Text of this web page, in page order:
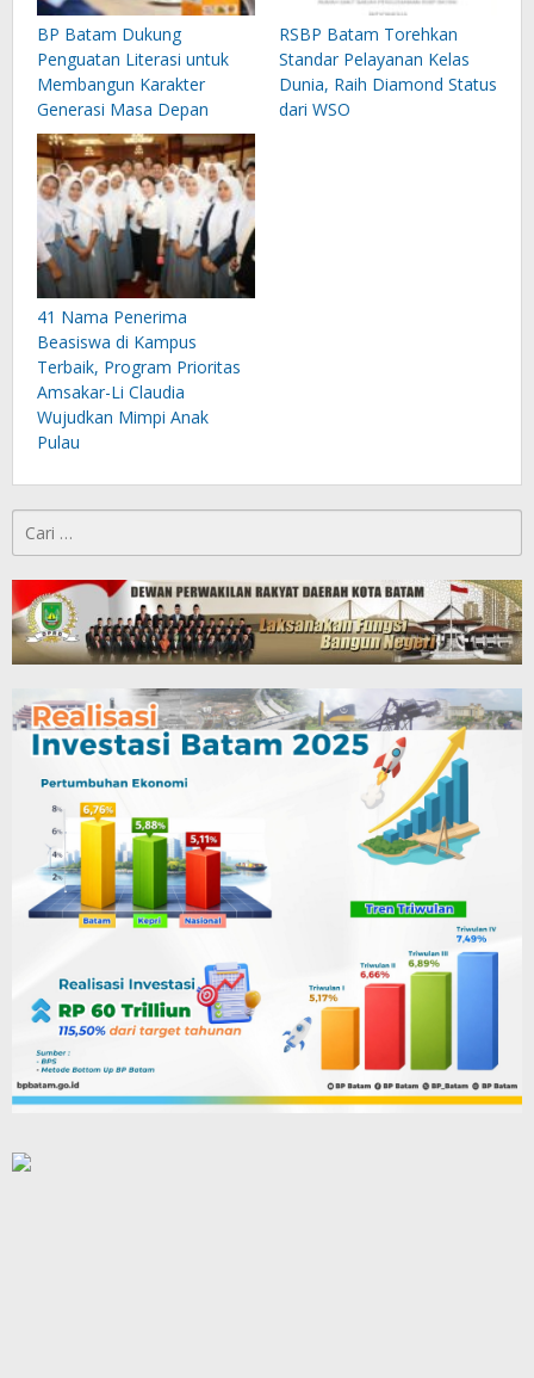
BP Batam Dukung
Penguatan Literasi untuk
Membangun Karakter
Generasi Masa Depan
RSBP Batam Torehkan
Standar Pelayanan Kelas
Dunia, Raih Diamond Status
dari WSO
41 Nama Penerima
Beasiswa di Kampus
Terbaik, Program Prioritas
Amsakar-Li Claudia
Wujudkan Mimpi Anak
Pulau
untuk: